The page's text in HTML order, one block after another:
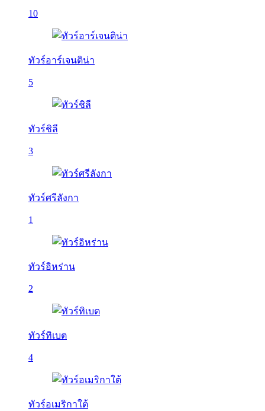
10
ทัวร์อาร์เจนติน่า
5
ทัวร์ชิลี
3
ทัวร์ศรีลังกา
1
ทัวร์อิหร่าน
2
ทัวร์ทิเบต
4
ทัวร์อเมริกาใต้